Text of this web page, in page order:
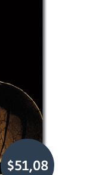
$51,08